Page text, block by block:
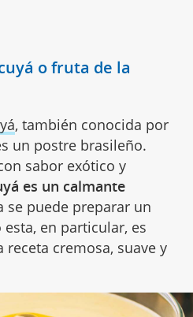
o fruta de la
, también conocida por
un postre brasileño.
sabor exótico y
es un calmante
se puede preparar un
en particular, es
cremosa, suave y